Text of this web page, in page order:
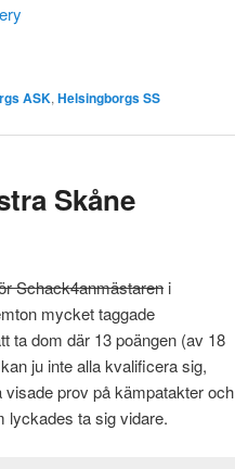
ASK, Helsingborgs SS
Skåne
Schack4anmästaren i
mycket taggade
ta dom där 13 poängen (av 18
ju inte alla kvalificera sig,
visade prov på kämpatakter och
lyckades ta sig vidare.